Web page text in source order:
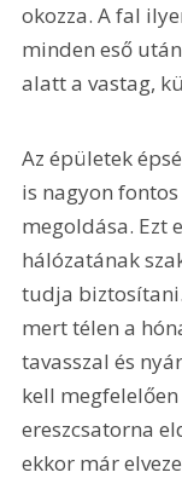
okozza. A fal
minden eső
alatt a vastag,
Az épületek
is nagyon
megoldása. Ezt
hálózatának
tudja
mert télen a
tavasszal és
kell
ereszcsatorna
ekkor már